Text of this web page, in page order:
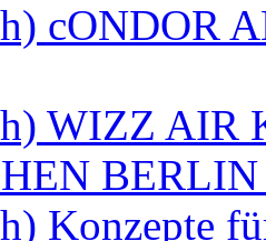
cONDOR
WIZZ AIR
Konzepte